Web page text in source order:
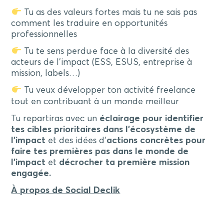
Tu as des valeurs fortes mais tu ne sais pas
comment les traduire en opportunités
professionnelles
Tu te sens perdu·e face à la diversité des
acteurs de l’impact (ESS, ESUS, entreprise à
mission, labels…)
Tu veux développer ton activité freelance
tout en contribuant à un monde meilleur
Tu repartiras avec un éclairage pour identifier
tes cibles prioritaires dans l’écosystème de
l’impact et des idées d’actions concrètes pour
faire tes premières pas dans le monde de
l’impact et décrocher ta première mission
engagée.
À propos de Social Declik